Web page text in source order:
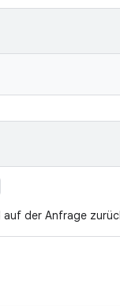
auf der Anfrage